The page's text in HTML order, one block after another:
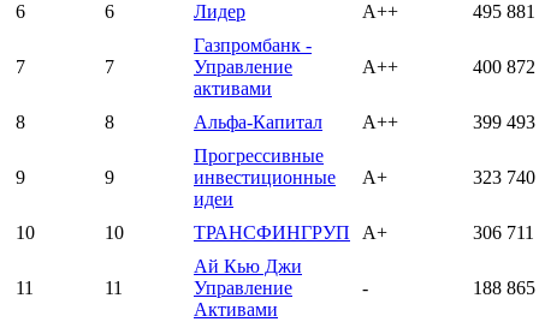
6 6 Лидер А++ 495 881
7 7
Газпромбанк -
Управление
активами
А++ 400 872
8 8 Альфа-Капитал А++ 399 493
9 9
Прогрессивные
инвестиционные
идеи
А+ 323 740
10 10 ТРАНСФИНГРУП А+ 306 711
11 11
Ай Кью Джи
Управление
Активами
- 188 865